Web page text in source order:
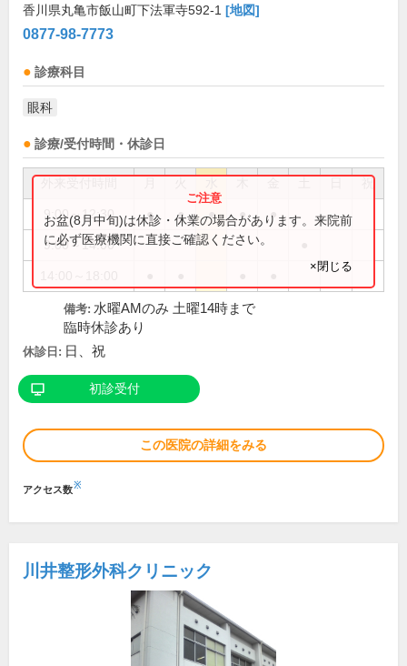
香川県丸亀市飯山町下法軍寺592-1 [地図]
0877-98-7773
診療科目
眼科
診療/受付時間・休診日
祝
9:00～12:30 ● ● ● ● ●
9:00～14:00
お盆(8月中旬)は休診・休業の場合があります。来院前
に必ず医療機関に直接ご確認ください。
×閉じる
備考: 水曜AMのみ 土曜14時まで
臨時休診あり
休診日: 日、祝
初診受付
この医院の詳細をみる
アクセス数※
川井整形外科クリニック